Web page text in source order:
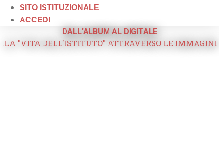
SITO ISTITUZIONALE
ACCEDI
DALL'ALBUM AL DIGITALE
.LA "VITA DELL'ISTITUTO" ATTRAVERSO LE IMMAGINI